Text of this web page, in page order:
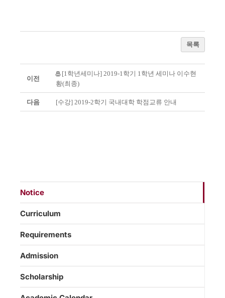
목록
이전
[1학년세미나] 2019-1학기 1학년 세미나 이수현
황(최종)
다음 [수강] 2019-2학기 국내대학 학점교류 안내
Notice
Curriculum
Requirements
Admission
Scholarship